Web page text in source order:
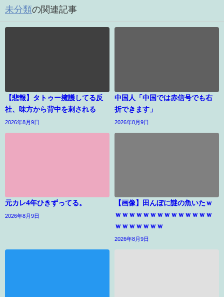
未分類の関連記事
【悲報】タトゥー擁護してる反
社、味方から背中を刺される
2026年8月9日
中国人「中国では赤信号でも右
折できます」
2026年8月9日
元カレ4年ひきずってる。
2026年8月9日
【画像】田んぼに謎の魚いたｗ
ｗｗｗｗｗｗｗｗｗｗｗｗｗｗ
ｗｗｗｗｗｗｗ
2026年8月9日